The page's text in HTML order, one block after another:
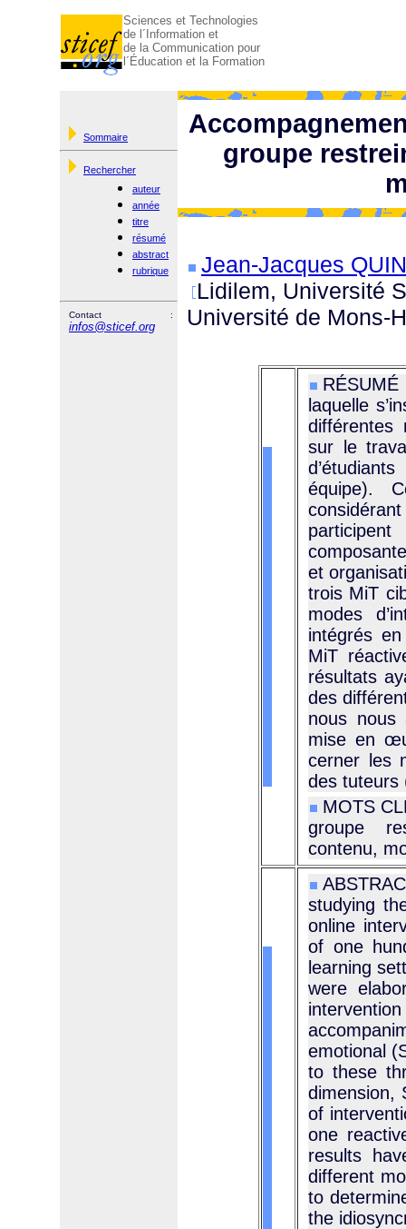
Sciences et Technologies
de l´Information et
de la Communication pour
l´Éducation et la Formation
Sommaire
Rechercher
auteur
année
titre
résumé
abstract
rubrique
Contact :
infos@sticef.org
groupe
Jean-Jacques
Lidilem, Université
Université de Mons-
laquelle
différentes
sur le
équipe).
et
trois MiT
modes
intégrés
MiT
résultats
des
nous nous
mise en
cerner les
des tuteurs
MOTS
groupe
contenu,
studying
online
of one
learning
were
emotional
to these
dimension,
of
one
results
different
to
the